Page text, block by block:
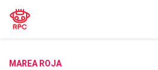
MAREA ROJA